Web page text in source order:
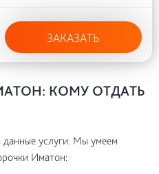
ЗАКАЗАТЬ
КОМУ ОТДАТЬ
данные услуги. Мы умеем
Иматон: